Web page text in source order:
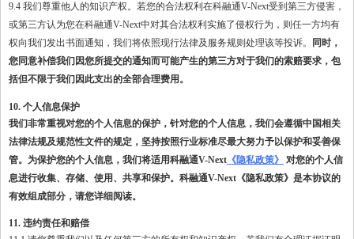
9.4 我们尊重他人的知识产权。若您的合法权利在科融通V-Next受到第三方侵害，
或第三方认为您在科融通V-Next中对其合法权利实施了侵权行为，则任一方均有
权向我们发出书面通知，我们将依照现行法律及服务规则处理该等投诉。
同时，
您同意补偿我们因您所提交的通知而可能产生的第三方对于我们的索赔要求，包
括但不限于我们因此支出的全部合理费用。
10. 个人信息保护
我们非常重视对您的个人信息的保护，针对您的个人信息，我们会遵循中国相关
法律法规及规范性文件的规定，坚持按照行业标准尽最大努力予以保护和妥善保
管。为保护您的个人信息，我们将适用科融通V-Next 《隐私政策》
对您的个人信
息进行收集、存储、使用、共享和保护。科融通V-Next《隐私政策》是本协议的
有效组成部分，请您详细阅读。
11. 违约责任和赔偿